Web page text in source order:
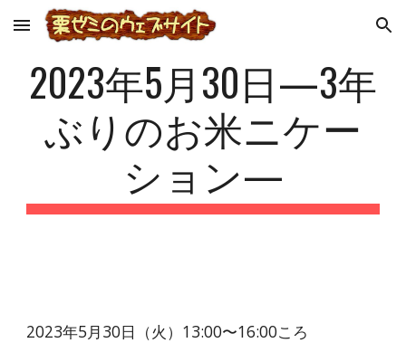
Skip to main content Skip to navigation
2023年5月30日—3年
ぶりのお米ニケー
ション—
2023年5月30日（火）13:00〜16:00ころ